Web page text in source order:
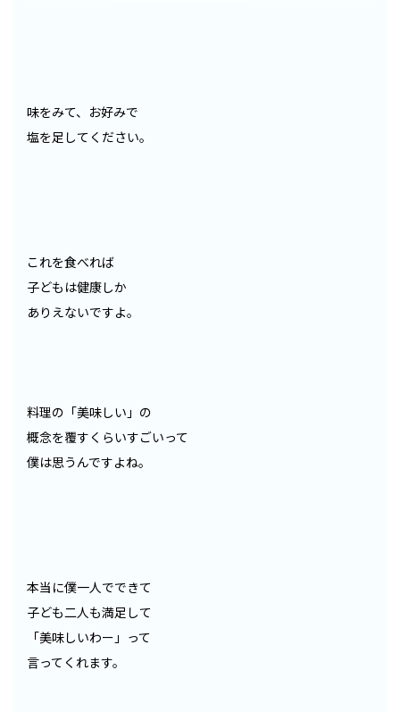
味をみて、お好みで
塩を足してください。
これを食べれば
子どもは健康しか
ありえないですよ。
料理の「美味しい」の
概念を覆すくらいすごいって
僕は思うんですよね。
本当に僕一人でできて
子ども二人も満足して
「美味しいわー」って
言ってくれます。